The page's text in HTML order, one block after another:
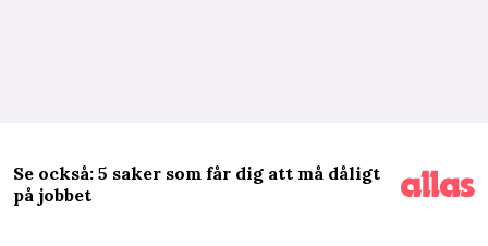
Se också: 5 saker som får dig att må dåligt
på jobbet